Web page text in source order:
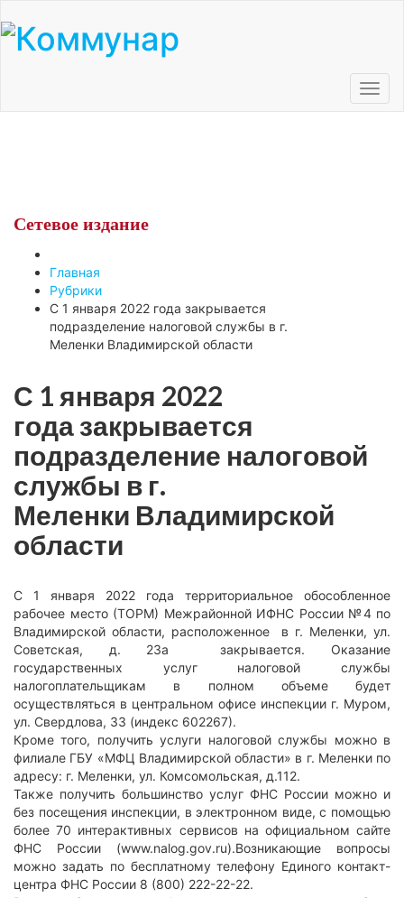
Сетевое издание
Главная
Рубрики
С 1 января 2022 года закрывается
подразделение налоговой службы в г.
Меленки Владимирской области
С 1 января 2022
года закрывается
подразделение налоговой
службы в г.
Меленки Владимирской
области
С 1 января 2022 года территориальное обособленное
рабочее место (ТОРМ) Межрайонной ИФНС России №4 по
Владимирской области, расположенное в г. Меленки, ул.
Советская, д. 23а закрывается. Оказание
государственных услуг налоговой службы
налогоплательщикам в полном объеме будет
осуществляться в центральном офисе инспекции г. Муром,
ул. Свердлова, 33 (индекс 602267).
Кроме того, получить услуги налоговой службы можно в
филиале ГБУ «МФЦ Владимирской области» в г. Меленки по
адресу: г. Меленки, ул. Комсомольская, д.112.
Также получить большинство услуг ФНС России можно и
без посещения инспекции, в электронном виде, с помощью
более 70 интерактивных сервисов на официальном сайте
ФНС России (www.nalog.gov.ru).Возникающие вопросы
можно задать по бесплатному телефону Единого контакт-
центра ФНС России 8 (800) 222-22-22.